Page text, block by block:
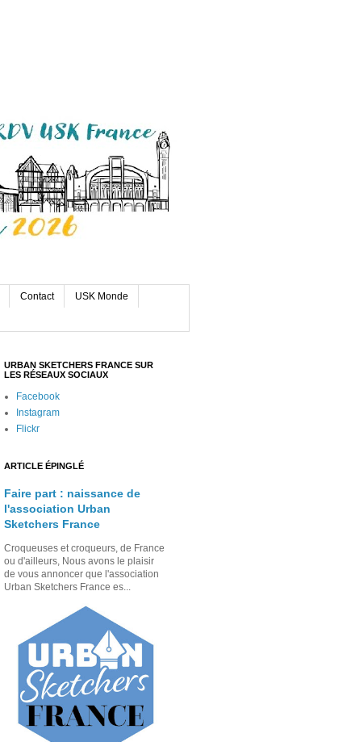
Contact USK Monde
URBAN SKETCHERS FRANCE SUR
LES RÉSEAUX SOCIAUX
Facebook
Instagram
Flickr
ARTICLE ÉPINGLÉ
Faire part : naissance de
l'association Urban
Sketchers France
Croqueuses et croqueurs, de France
ou d'ailleurs, Nous avons le plaisir
de vous annoncer que l'association
Urban Sketchers France es...